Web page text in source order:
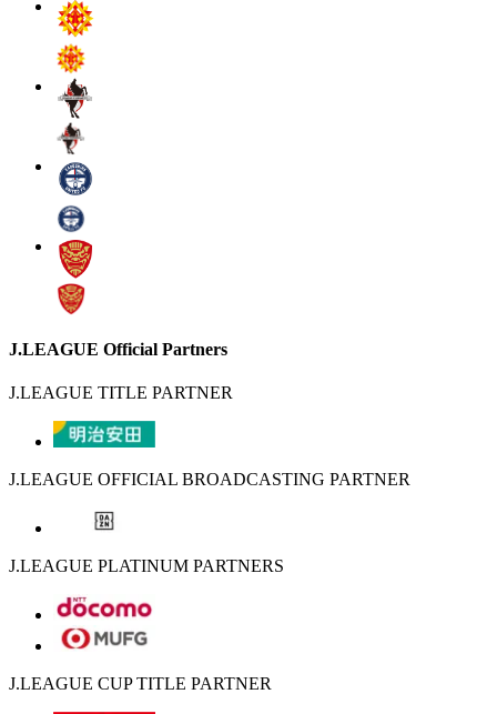
J.LEAGUE Official Partners
J.LEAGUE TITLE PARTNER
J.LEAGUE OFFICIAL BROADCASTING PARTNER
J.LEAGUE PLATINUM PARTNERS
J.LEAGUE CUP TITLE PARTNER